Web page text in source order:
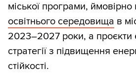
міської програми,
освітнього середовища в
2023–2027 роки, а проєкти
стратегії з підвищення
стійкості.